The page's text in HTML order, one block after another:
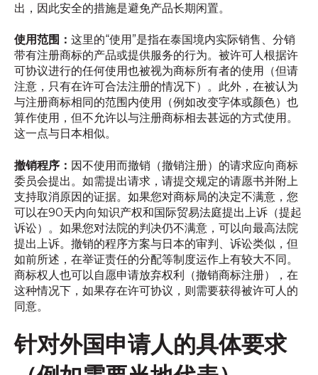
出，因此安全的措施是避免产品长期闲置。
使用范围： 这里的“使用”是指在泰国境内实际销售、分销
带有注册商标的产品或提供服务的行为。被许可人根据许
可协议进行的任何使用也被视为商标所有者的使用（但请
注意，只有在许可合法注册的情况下）。此外，在被认为
与注册商标相同的范围内使用（例如改变字体或颜色）也
算作使用，但不允许以与注册商标相去甚远的方式使用。
这一点与日本相似。
撤销程序： 因不使用而撤销（撤销注册）的请求应向商标
委员会提出。如需提出请求，请提交规定的请愿书并附上
支持取消原因的证据。如果您对商标局的决定不满意，您
可以在90天内向知识产权和国际贸易法庭提出上诉（提起
诉讼）。如果您对法院的判决仍不满意，可以向最高法院
提出上诉。撤销的程序方案与日本的审判、诉讼类似，但
如前所述，在举证责任的分配等制度运作上有较大不同。
商标权人也可以自愿申请放弃权利（撤销商标注册），在
这种情况下，如果存在许可协议，则需要获得被许可人的
同意。
针对外国申请人的具体要求